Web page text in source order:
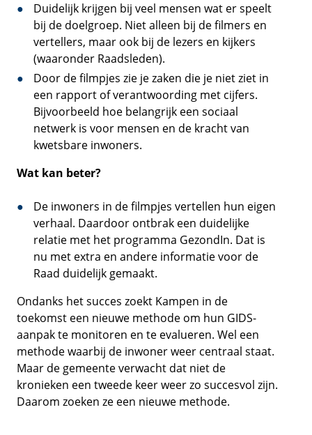
Duidelijk krijgen bij veel mensen wat er speelt
bij de doelgroep. Niet alleen bij de filmers en
vertellers, maar ook bij de lezers en kijkers
(waaronder Raadsleden).
Door de filmpjes zie je zaken die je niet ziet in
een rapport of verantwoording met cijfers.
Bijvoorbeeld hoe belangrijk een sociaal
netwerk is voor mensen en de kracht van
kwetsbare inwoners.
Wat kan beter?
De inwoners in de filmpjes vertellen hun eigen
verhaal. Daardoor ontbrak een duidelijke
relatie met het programma GezondIn. Dat is
nu met extra en andere informatie voor de
Raad duidelijk gemaakt.
Ondanks het succes zoekt Kampen in de
toekomst een nieuwe methode om hun GIDS-
aanpak te monitoren en te evalueren. Wel een
methode waarbij de inwoner weer centraal staat.
Maar de gemeente verwacht dat niet de
kronieken een tweede keer weer zo succesvol zijn.
Daarom zoeken ze een nieuwe methode.